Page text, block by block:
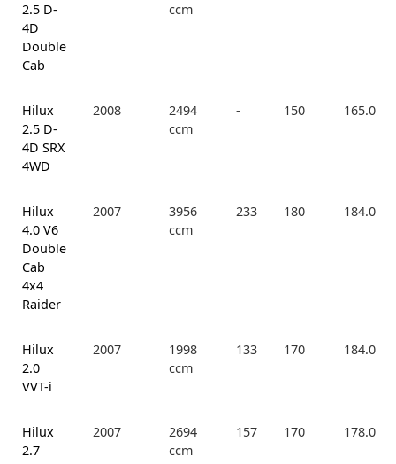
2.5 D-
4D
Double
Cab
ccm
Hilux
2.5 D-
4D SRX
4WD
2008
2494
ccm
- 150 165.0
Hilux
4.0 V6
Double
Cab
4x4
Raider
2007
3956
ccm
233 180 184.0
Hilux
2.0
VVT-i
2007
1998
ccm
133 170 184.0
Hilux
2.7
2007
2694
ccm
157 170 178.0